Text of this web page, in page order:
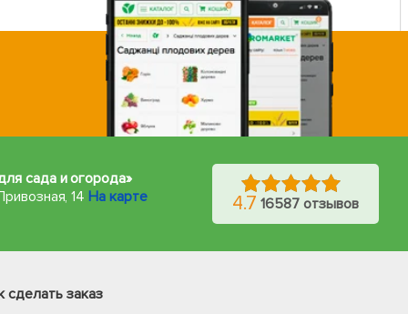
сада и огорода»
14 На карте 4.7 16587 отзывов
сделать заказ
Фейсбук